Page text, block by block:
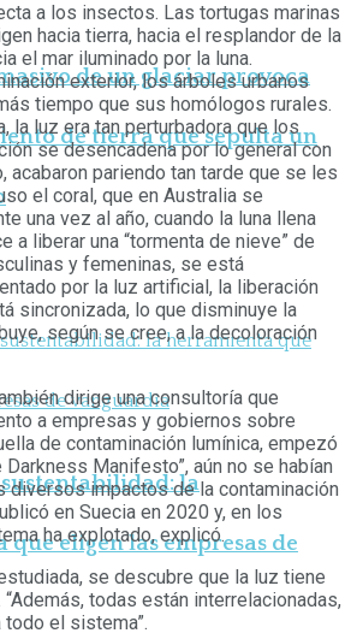
de un glaciar provoca
de tierra que sepulta un
sustentabilidad: la
eligen las empresas de
a los insectos. Las tortugas marinas
hacia tierra, hacia el resplandor de la
el mar iluminado por la luna.
exterior, los árboles urbanos
tiempo que sus homólogos rurales.
la luz era tan perturbadora que los
se desencadena por lo general con
acabaron pariendo tan tarde que se les
el coral, que en Australia se
una vez al año, cuando la luna llena
a liberar una “tormenta de nieve” de
y femeninas, se está
por la luz artificial, la liberación
sincronizada, lo que disminuye la
según se cree, a la decoloración
dirige una consultoría que
a empresas y gobiernos sobre
de contaminación lumínica, empezó
Darkness Manifesto”, aún no se habían
diversos impactos de la contaminación
en Suecia en 2020 y, en los
ha explotado, explicó.
se descubre que la luz tiene
todas están interrelacionadas,
el sistema”.